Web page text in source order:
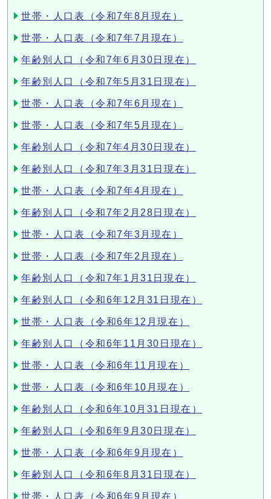
世帯・人口表（令和7年8月現在）
世帯・人口表（令和7年7月現在）
年齢別人口（令和7年6月30日現在）
年齢別人口（令和7年5月31日現在）
世帯・人口表（令和7年6月現在）
世帯・人口表（令和7年5月現在）
年齢別人口（令和7年4月30日現在）
年齢別人口（令和7年3月31日現在）
世帯・人口表（令和7年4月現在）
年齢別人口（令和7年2月28日現在）
世帯・人口表（令和7年3月現在）
世帯・人口表（令和7年2月現在）
年齢別人口（令和7年1月31日現在）
年齢別人口（令和6年12月31日現在）
世帯・人口表（令和6年12月現在）
年齢別人口（令和6年11月30日現在）
世帯・人口表（令和6年11月現在）
世帯・人口表（令和6年10月現在）
年齢別人口（令和6年10月31日現在）
年齢別人口（令和6年9月30日現在）
世帯・人口表（令和6年9月現在）
年齢別人口（令和6年8月31日現在）
世帯・人口表（令和6年9月現在）